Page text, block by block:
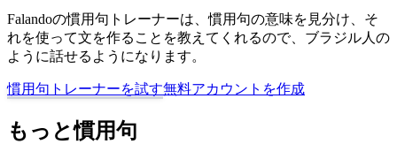
Falandoの慣用句トレーナーは、慣用句の意味を見分け、そ
れを使って文を作ることを教えてくれるので、ブラジル人の
ように話せるようになります。
慣用句トレーナーを試す無料アカウントを作成
もっと慣用句